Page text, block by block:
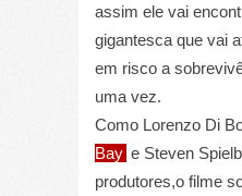
assim ele vai
gigantesca que vai
em risco a
uma vez.
Como Lorenzo Di
Bay e Steven
produtores,o filme